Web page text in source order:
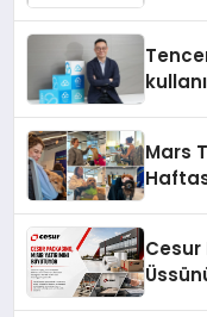
Mars
Cesur